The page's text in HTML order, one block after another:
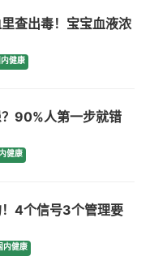
查出毒！宝宝血液浓
内健康
90%人第一步就错
健康
4个信号3个管理要
内健康